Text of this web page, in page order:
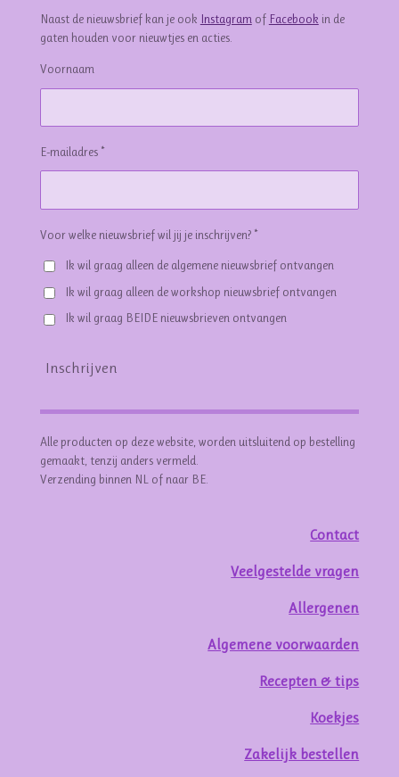
Naast de nieuwsbrief kan je ook Instagram of Facebook in de
gaten houden voor nieuwtjes en acties.
Voornaam
E-mailadres *
Voor welke nieuwsbrief wil jij je inschrijven? *
Ik wil graag alleen de algemene nieuwsbrief ontvangen
Ik wil graag alleen de workshop nieuwsbrief ontvangen
Ik wil graag BEIDE nieuwsbrieven ontvangen
Inschrijven
Alle producten op deze website, worden uitsluitend op bestelling
gemaakt, tenzij anders vermeld.
Verzending binnen NL of naar BE.
Contact
Veelgestelde vragen
Allergenen
Algemene voorwaarden
Recepten & tips
Koekjes
Zakelijk bestellen